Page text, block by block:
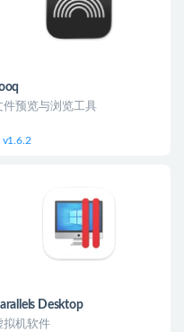
33 分前
件预览与浏览工具
v1.6.2
Desktop
拟机软件